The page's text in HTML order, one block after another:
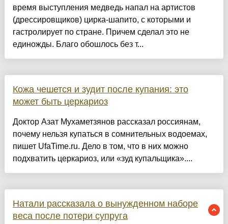
время выступления медведь напал на артистов
(дрессировщиков) цирка-шапито, с которыми и
гастролирует по стране. Причем сделал это не
единожды. Благо обошлось без т...
Кожа чешется и зудит после купания: это
может быть церкариоз
Доктор Азат Мухаметзянов рассказал россиянам,
почему нельзя купаться в сомнительных водоемах,
пишет UfaTime.ru. Дело в том, что в них можно
подхватить церкариоз, или «зуд купальщика»....
Натали рассказала о вынужденном наборе
веса после потери супруга